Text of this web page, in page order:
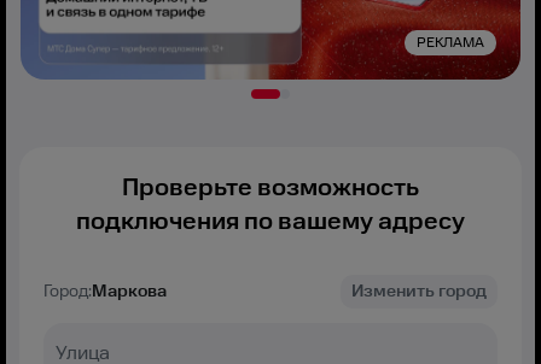
РЕКЛАМА
Проверьте возможность
подключения по вашему адресу
Город:Маркова Изменить город